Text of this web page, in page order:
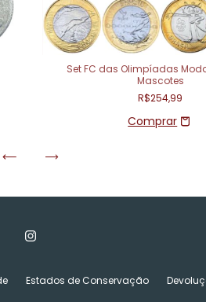
Set FC das Olimpíadas
Mascotes
R$254,99
Estados de Conservação